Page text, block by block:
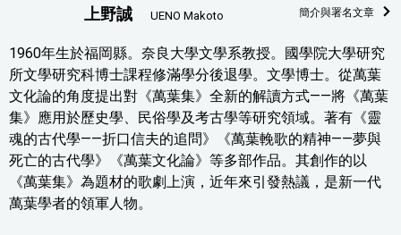
上野誠 UENO Makoto 簡介與署名文章
1960年生於福岡縣。奈良大學文學系教授。國學院大學研究
所文學研究科博士課程修滿學分後退學。文學博士。從萬葉
文化論的角度提出對《萬葉集》全新的解讀方式——將《萬葉
集》應用於歷史學、民俗學及考古學等研究領域。著有《靈
魂的古代學——折口信夫的追問》《萬葉輓歌的精神——夢與
死亡的古代學》《萬葉文化論》等多部作品。其創作的以
《萬葉集》為題材的歌劇上演，近年來引發熱議，是新一代
萬葉學者的領軍人物。